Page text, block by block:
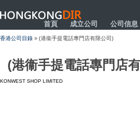
HONGKONGDIR
首頁 成立公司 公司信息
香港公司目錄 » (港衞手提電話專門店有限公司)
(港衞手提電話專門店
KONWEST SHOP LIMITED